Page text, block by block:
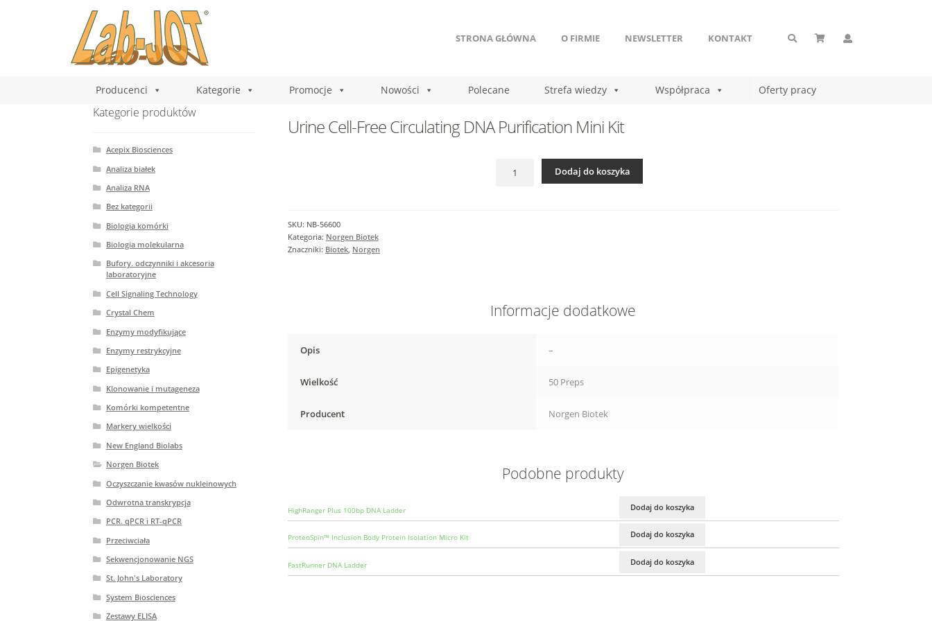
STRONA GŁÓWNA O FIRMIE NEWSLETTER KONTAKT
Producenci Kategorie Promocje Nowości Polecane Strefa wiedzy Współpraca Oferty pracy
Urine Cell-Free Circulating DNA Purification Mini Kit
Urine
Dodaj do koszyka
SKU: NB-56600
Kategoria: Norgen Biotek
Znaczniki: Biotek, Norgen
Informacje dodatkowe
Opis –
Wielkość 50 Preps
Producent Norgen Biotek
Podobne produkty
HighRanger Plus 100bp DNA Ladder Dodaj do koszyka
ProteoSpin™ Inclusion Body Protein Isolation Micro Kit Dodaj do koszyka
FastRunner DNA Ladder Dodaj do koszyka
Kategorie produktów
Acepix Biosciences
Analiza białek
Analiza RNA
Bez kategorii
Biologia komórki
Biologia molekularna
Bufory. odczynniki i akcesoria
laboratoryjne
Cell Signaling Technology
Crystal Chem
Enzymy modyfikujące
Enzymy restrykcyjne
Epigenetyka
Klonowanie i mutageneza
Komórki kompetentne
Markery wielkości
New England Biolabs
Norgen Biotek
Oczyszczanie kwasów nukleinowych
Odwrotna transkrypcja
PCR. qPCR i RT-qPCR
Przeciwciała
Sekwencjonowanie NGS
St. John's Laboratory
System Biosciences
Zestawy ELISA